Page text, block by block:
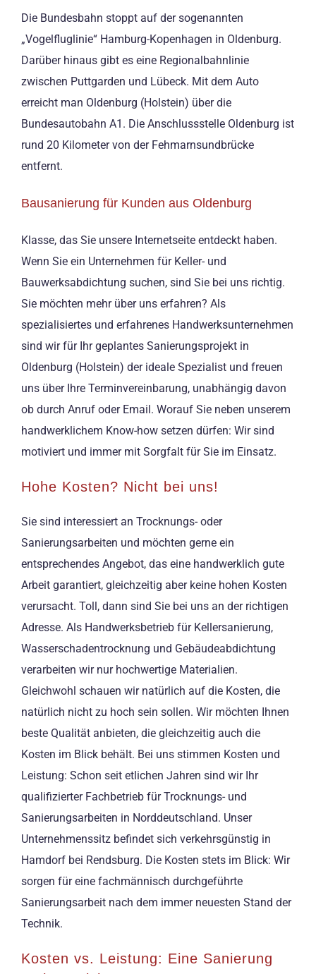
Die Bundesbahn stoppt auf der sogenannten
„Vogelfluglinie“ Hamburg-Kopenhagen in Oldenburg.
Darüber hinaus gibt es eine Regionalbahnlinie
zwischen Puttgarden und Lübeck. Mit dem Auto
erreicht man Oldenburg (Holstein) über die
Bundesautobahn A1. Die Anschlussstelle Oldenburg ist
rund 20 Kilometer von der Fehmarnsundbrücke
entfernt.
Bausanierung für Kunden aus Oldenburg
Klasse, das Sie unsere Internetseite entdeckt haben.
Wenn Sie ein Unternehmen für Keller- und
Bauwerksabdichtung suchen, sind Sie bei uns richtig.
Sie möchten mehr über uns erfahren? Als
spezialisiertes und erfahrenes Handwerksunternehmen
sind wir für Ihr geplantes Sanierungsprojekt in
Oldenburg (Holstein) der ideale Spezialist und freuen
uns über Ihre Terminvereinbarung, unabhängig davon
ob durch Anruf oder Email. Worauf Sie neben unserem
handwerklichem Know-how setzen dürfen: Wir sind
motiviert und immer mit Sorgfalt für Sie im Einsatz.
Hohe Kosten? Nicht bei uns!
Sie sind interessiert an Trocknungs- oder
Sanierungsarbeiten und möchten gerne ein
entsprechendes Angebot, das eine handwerklich gute
Arbeit garantiert, gleichzeitig aber keine hohen Kosten
verursacht. Toll, dann sind Sie bei uns an der richtigen
Adresse. Als Handwerksbetrieb für Kellersanierung,
Wasserschadentrocknung und Gebäudeabdichtung
verarbeiten wir nur hochwertige Materialien.
Gleichwohl schauen wir natürlich auf die Kosten, die
natürlich nicht zu hoch sein sollen. Wir möchten Ihnen
beste Qualität anbieten, die gleichzeitig auch die
Kosten im Blick behält. Bei uns stimmen Kosten und
Leistung: Schon seit etlichen Jahren sind wir Ihr
qualifizierter Fachbetrieb für Trocknungs- und
Sanierungsarbeiten in Norddeutschland. Unser
Unternehmenssitz befindet sich verkehrsgünstig in
Hamdorf bei Rendsburg. Die Kosten stets im Blick: Wir
sorgen für eine fachmännisch durchgeführte
Sanierungsarbeit nach dem immer neuesten Stand der
Technik.
Kosten vs. Leistung: Eine Sanierung